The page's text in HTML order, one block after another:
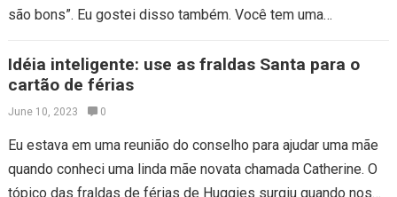
são bons”. Eu gostei disso também. Você tem uma
Idéia inteligente: use as fraldas Santa para o
cartão de férias
June 10, 2023 0
Eu estava em uma reunião do conselho para ajudar uma mãe
quando conheci uma linda mãe novata chamada Catherine. O
tópico das fraldas de férias de Huggies surgiu quando nos…